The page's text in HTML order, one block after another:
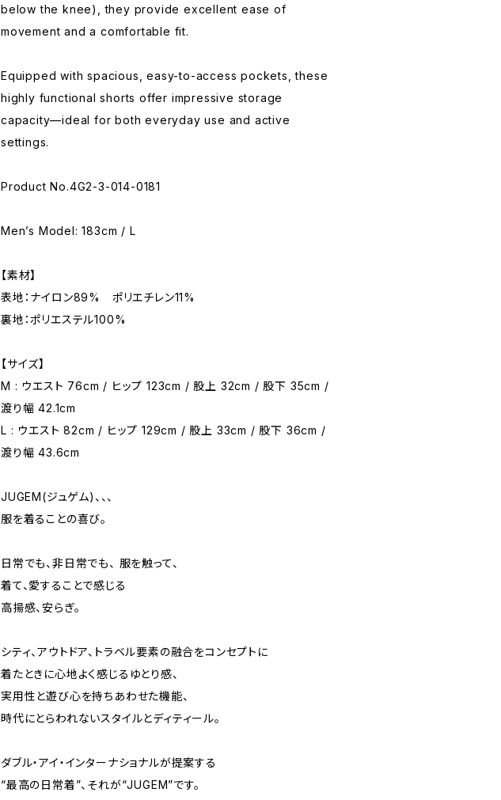
below the knee), they provide excellent ease of
movement and a comfortable fit.
Equipped with spacious, easy-to-access pockets, these
highly functional shorts offer impressive storage
capacity—ideal for both everyday use and active
settings.
Product No.4G2-3-014-0181
Men’s Model: 183cm / L
【素材】
表地：ナイロン89% ポリエチレン11%
裏地：ポリエステル100%
【サイズ】
M : ウエスト 76cm / ヒップ 123cm / 股上 32cm / 股下 35cm /
渡り幅 42.1cm
L : ウエスト 82cm / ヒップ 129cm / 股上 33cm / 股下 36cm /
渡り幅 43.6cm
JUGEM(ジュゲム)、、、
服を着ることの喜び。
日常でも、非日常でも、 服を触って、
着て、愛することで感じる
高揚感、安らぎ。
シティ、アウトドア、トラベル要素の融合をコンセプトに
着たときに心地よく感じるゆとり感、
実用性と遊び心を持ちあわせた機能、
時代にとらわれないスタイルとディティール。
ダブル・アイ・インターナショナルが提案する
“最高の日常着”、それが“JUGEM”です。